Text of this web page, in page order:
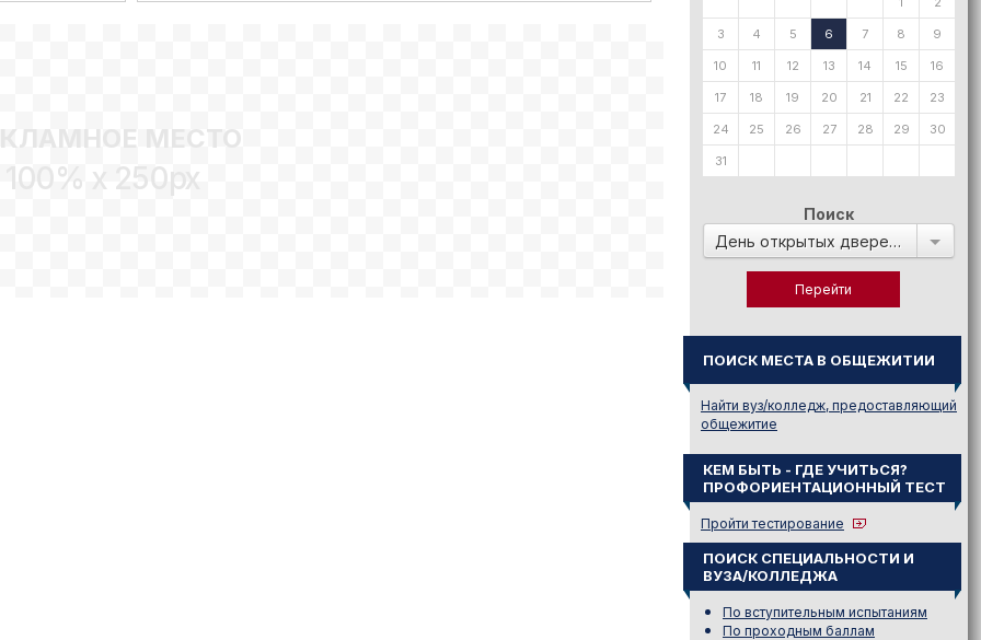
МЕСТО
100% x 250px
3 4 5 6 7 8 9
10 11 12 13 14 15 16
17 18 19 20 21 22 23
24 25 26 27 28 29 30
31
Поиск
День открытых дверей в:
ПОИСК МЕСТА В ОБЩЕЖИТИИ
Найти вуз/колледж, предоставляющий
общежитие
КЕМ БЫТЬ - ГДЕ УЧИТЬСЯ?
ПРОФОРИЕНТАЦИОННЫЙ ТЕСТ
Пройти тестирование
ПОИСК СПЕЦИАЛЬНОСТИ И
ВУЗА/КОЛЛЕДЖА
По вступительным испытаниям
По проходным баллам